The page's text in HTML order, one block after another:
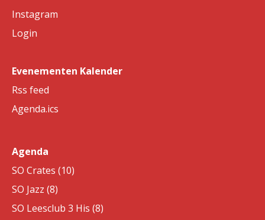
Instagram
Login
Evenementen Kalender
Rss feed
Agenda.ics
Agenda
SO Crates (10)
SO Jazz (8)
SO Leesclub 3 His (8)